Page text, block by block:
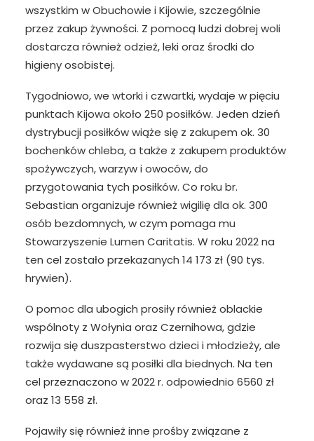
wszystkim w Obuchowie i Kijowie, szczególnie
przez zakup żywności. Z pomocą ludzi dobrej woli
dostarcza również odzież, leki oraz środki do
higieny osobistej.
Tygodniowo, we wtorki i czwartki, wydaje w pięciu
punktach Kijowa około 250 posiłków. Jeden dzień
dystrybucji posiłków wiąże się z zakupem ok. 30
bochenków chleba, a także z zakupem produktów
spożywczych, warzyw i owoców, do
przygotowania tych posiłków. Co roku br.
Sebastian organizuje również wigilię dla ok. 300
osób bezdomnych, w czym pomaga mu
Stowarzyszenie Lumen Caritatis. W roku 2022 na
ten cel zostało przekazanych 14 173 zł (90 tys.
hrywien).
O pomoc dla ubogich prosiły również oblackie
wspólnoty z Wołynia oraz Czernihowa, gdzie
rozwija się duszpasterstwo dzieci i młodzieży, ale
także wydawane są posiłki dla biednych. Na ten
cel przeznaczono w 2022 r. odpowiednio 6560 zł
oraz 13 558 zł.
Pojawiły się również inne prośby związane z